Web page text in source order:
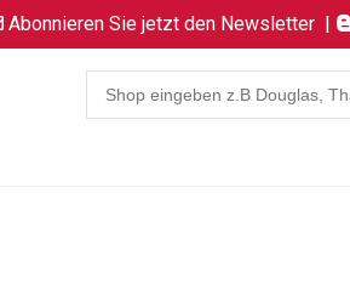
Abonnieren Sie jetzt den Newsletter |